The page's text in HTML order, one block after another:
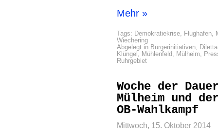
Mehr »
Tags: Demokratiekrise, Flughafen,
Wiechering
Abgelegt in Bürgerinitiativen,
Klüngel , Mühlenfeld, Mülheim,
Ruhrgebiet
Woche der
Mülheim und
OB-Wahlkampf
Mittwoch, 15. Oktober 2014